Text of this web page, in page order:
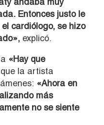
Entonces justo le
cardiólogo, se hizo
explicó.
«Hay que
la artista
«Ahora en
más
no se siente